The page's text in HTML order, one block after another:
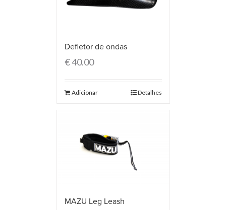
Defletor de ondas
€40.00
Adicionar Detalhes
MAZU Leg Leash